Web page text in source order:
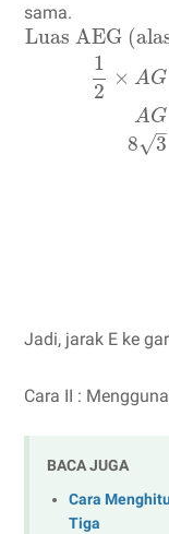
sama.
Luas AEG
1
2
× AG
AG
8 3
–
√
Jadi, jarak E ke
Cara II :
BACA JUGA
Cara
Tiga